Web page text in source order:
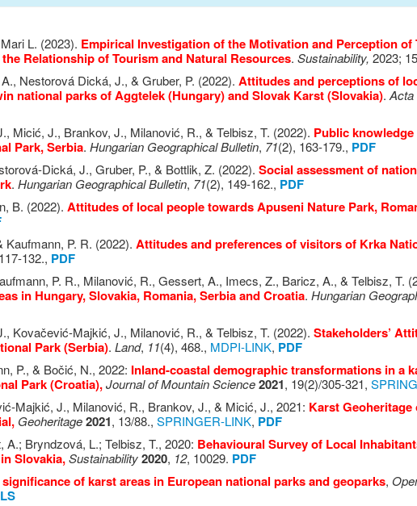
L. (2023). Empirical Investigation of the Motivation and Perception
Relationship of Tourism and Natural Resources. Sustainability, 2023;
Nestorová Dická, J., & Gruber, P. (2022). Attitudes and perceptions of
national parks of Aggtelek (Hungary) and Slovak Karst (Slovakia).Acta
Micić, J., Brankov, J., Milanović, R., & Telbisz, T. (2022). Public
Park, Serbia. Hungarian Geographical Bulletin, 71(2), 163-179., PDF
Dická, J., Gruber, P., & Bottlik, Z. (2022). Social assessment of
. Hungarian Geographical Bulletin, 71(2), 149-162., PDF
B. (2022). Attitudes of local people towards Apuseni Nature Park,
P. R. (2022). Attitudes and preferences of visitors of Krka
132., PDF
P. R., Milanović, R., Gessert, A., Imecs, Z., Baricz, A., & Telbisz, T.
in Hungary, Slovakia, Romania, Serbia and Croatia. Hungarian
Kovačević-Majkić, J., Milanović, R., & Telbisz, T. (2022). Stakeholders’
Park (Serbia). Land, 11(4), 468., MDPI-LINK, PDF
P., & Bočić, N., 2022: Inland-coastal demographic transformations in a
Park (Croatia),Journal of Mountain Science2021, 19(2)/305-321,
Majkić, J., Milanović, R., Brankov, J., & Micić, J., 2021: Karst Geoheritage
Geoheritage2021, 13/88., SPRINGER-LINK, PDF
Bryndzová, L.; Telbisz, T., 2020: Behavioural Survey of Local
Slovakia,Sustainability2020, 12, 10029. PDF
significance of karst areas in European national parks and geoparks,